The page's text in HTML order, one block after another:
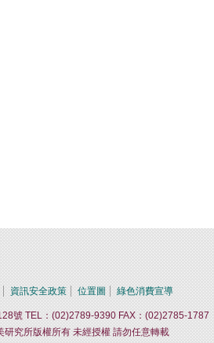
資訊安全政策 位置圖 綠色消費宣導
號 TEL：(02)2789-9390 FAX：(02)2785-1787
究所版權所有 未經授權 請勿任意轉載